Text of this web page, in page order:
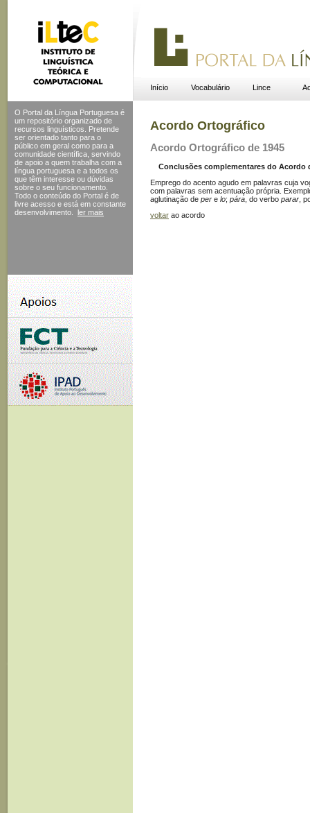
Início Vocabulário Lince
O Portal da Língua Portuguesa é
um repositório organizado de
recursos linguísticos. Pretende
ser orientado tanto para o
público em geral como para a
comunidade científica, servindo
de apoio a quem trabalha com a
língua portuguesa e a todos os
que têm interesse ou dúvidas
sobre o seu funcionamento.
Todo o conteúdo do Portal é de
livre acesso e está em constante
desenvolvimento.
ler mais
Acordo Ortográfico
Acordo Ortográfico de 1945
Conclusões complementares do Acordo
Emprego do acento agudo em palavras cuja
com palavras sem acentuação própria.
aglutinação de per e lo; pára , do verbo parar ,
voltar ao acordo